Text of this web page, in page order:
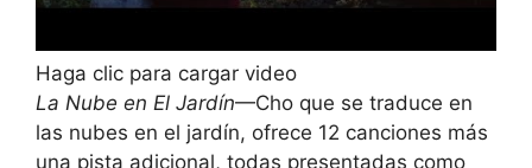
Haga clic para cargar video
La Nube en El Jardín—Cho que se traduce en
las nubes en el jardín, ofrece 12 canciones más
una pista adicional, todas presentadas como